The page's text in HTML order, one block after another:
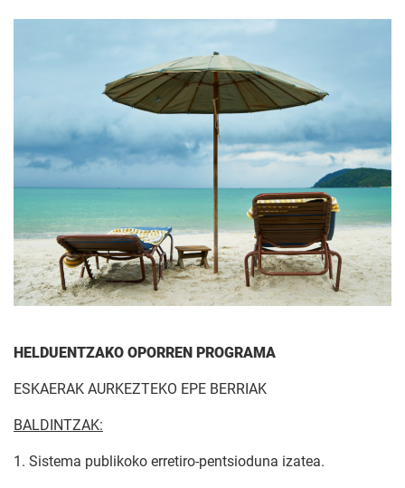
HELDUENTZAKO OPORREN PROGRAMA
ESKAERAK AURKEZTEKO EPE BERRIAK
BALDINTZAK:
1. Sistema publikoko erretiro-pentsioduna izatea.